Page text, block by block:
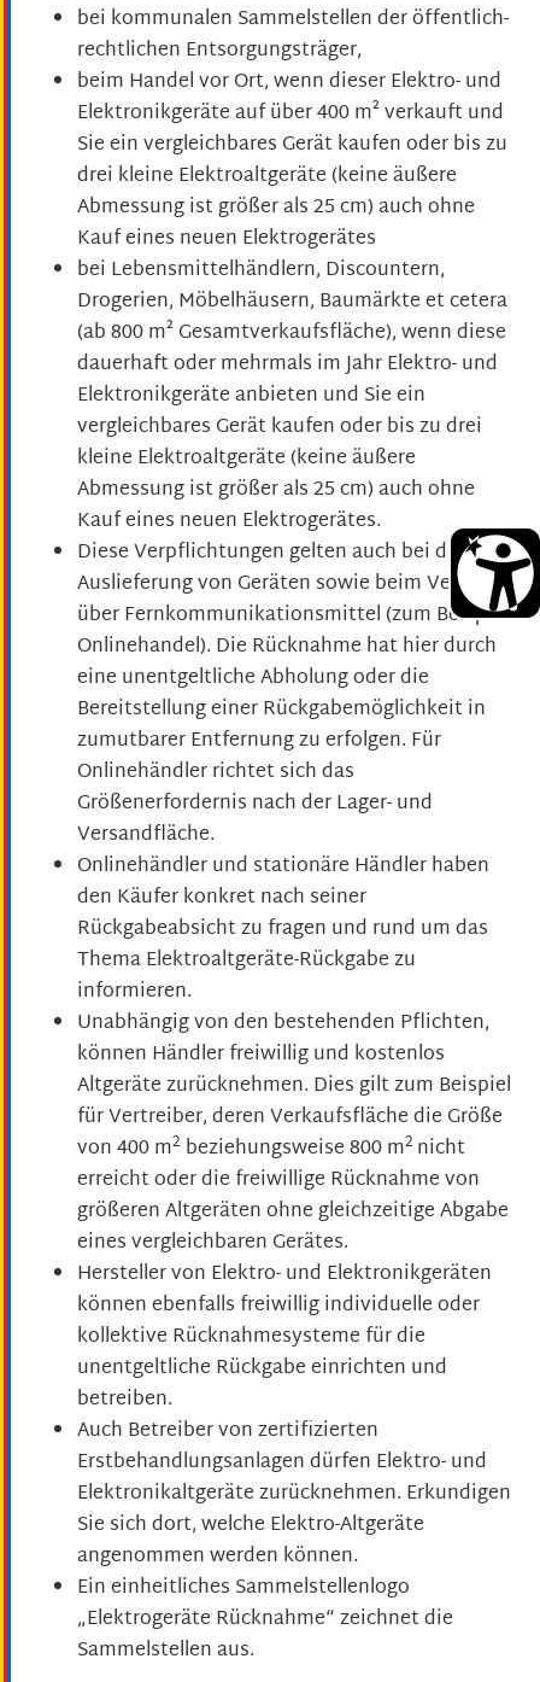
bei kommunalen Sammelstellen der öffentlich-
rechtlichen Entsorgungsträger,
beim Handel vor Ort, wenn dieser Elektro- und
Elektronikgeräte auf über 400 m² verkauft und
Sie ein vergleichbares Gerät kaufen oder bis zu
drei kleine Elektroaltgeräte (keine äußere
Abmessung ist größer als 25 cm) auch ohne
Kauf eines neuen Elektrogerätes
bei Lebensmittelhändlern, Discountern,
Drogerien, Möbelhäusern, Baumärkteet cetera
(ab 800 m² Gesamtverkaufsfläche), wenn diese
dauerhaft oder mehrmals im Jahr Elektro- und
Elektronikgeräte anbieten und Sie ein
vergleichbares Gerät kaufen oder bis zu drei
kleine Elektroaltgeräte (keine äußere
Abmessung ist größer als 25 cm) auch ohne
Kauf eines neuen Elektrogerätes.
Diese Verpflichtungen gelten auch bei der
Auslieferung von Geräten sowie beim Vertrieb
über Fernkommunikationsmittel (zum Beispiel
Onlinehandel). Die Rücknahme hat hier durch
eine unentgeltliche Abholung oder die
Bereitstellung einer Rückgabemöglichkeit in
zumutbarer Entfernung zu erfolgen. Für
Onlinehändler richtet sich das
Größenerfordernis nach der Lager- und
Versandfläche.
Onlinehändler und stationäre Händler haben
den Käufer konkret nach seiner
Rückgabeabsicht zu fragen und rund um das
Thema Elektroaltgeräte-Rückgabe zu
informieren.
Unabhängig von den bestehenden Pflichten,
können Händler freiwillig und kostenlos
Altgeräte zurücknehmen. Dies gilt zum Beispiel
für Vertreiber, deren Verkaufsfläche die Größe
von 400 m2 beziehungsweise 800 m2 nicht
erreicht oder die freiwillige Rücknahme von
größeren Altgeräten ohne gleichzeitige Abgabe
eines vergleichbaren Gerätes.
Hersteller von Elektro- und Elektronikgeräten
können ebenfalls freiwillig individuelle oder
kollektive Rücknahmesysteme für die
unentgeltliche Rückgabe einrichten und
betreiben.
Auch Betreiber von zertifizierten
Erstbehandlungsanlagen dürfen Elektro- und
Elektronikaltgeräte zurücknehmen. Erkundigen
Sie sich dort, welche Elektro-Altgeräte
angenommen werden können.
Ein einheitliches Sammelstellenlogo
„Elektrogeräte Rücknahme“ zeichnet die
Sammelstellen aus.